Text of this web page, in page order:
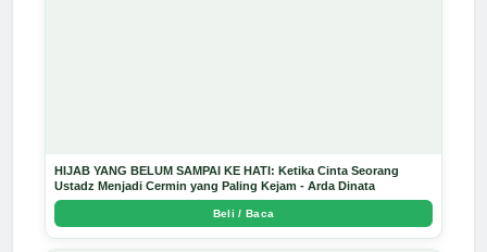
HIJAB YANG BELUM SAMPAI KE HATI: Ketika Cinta Seorang
Ustadz Menjadi Cermin yang Paling Kejam - Arda Dinata
Beli / Baca